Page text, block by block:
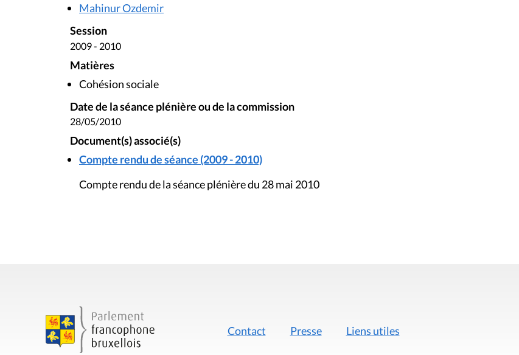
Mahinur Ozdemir
Session
2009 - 2010
Matières
Cohésion sociale
Date de la séance plénière ou de la commission
28/05/2010
Document(s) associé(s)
Compte rendu de séance (2009 - 2010)
Compte rendu de la séance plénière du 28 mai 2010
Contact Presse Liens utiles